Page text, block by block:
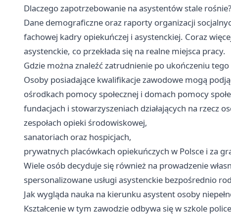
Dlaczego zapotrzebowanie na asystentów stale rośnie?
Dane demograficzne oraz raporty organizacji
fachowej kadry opiekuńczej i asystenckiej. Coraz
asystenckie, co przekłada się na realne miejsca pracy.
Gdzie można znaleźć zatrudnienie po ukończeniu
Osoby posiadające kwalifikacje zawodowe mogą
ośrodkach pomocy społecznej i domach pomocy
fundacjach i stowarzyszeniach działających na rzecz
zespołach opieki środowiskowej,
sanatoriach oraz hospicjach,
prywatnych placówkach opiekuńczych w Polsce i za
Wiele osób decyduje się również na prowadzenie
spersonalizowane usługi asystenckie bezpośrednio
Jak wygląda nauka na kierunku asystent osoby
Kształcenie w tym zawodzie odbywa się w szkole